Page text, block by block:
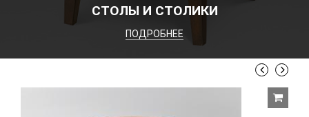
СТОЛЫ И СТОЛИКИ
ПОДРОБНЕЕ